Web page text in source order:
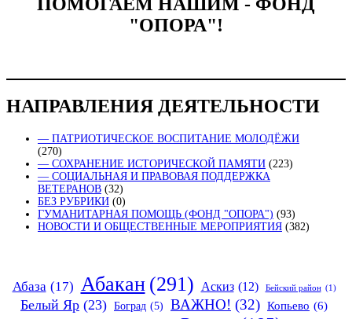
"ОПОРА"!
НАПРАВЛЕНИЯ ДЕЯТЕЛЬНОСТИ
— ПАТРИОТИЧЕСКОЕ ВОСПИТАНИЕ МОЛОДЁЖИ
(270)
— СОХРАНЕНИЕ ИСТОРИЧЕСКОЙ ПАМЯТИ (223)
— СОЦИАЛЬНАЯ И ПРАВОВАЯ ПОДДЕРЖКА
ВЕТЕРАНОВ (32)
БЕЗ РУБРИКИ (0)
ГУМАНИТАРНАЯ ПОМОЩЬ (ФОНД "ОПОРА") (93)
НОВОСТИ И ОБЩЕСТВЕННЫЕ МЕРОПРИЯТИЯ (382)
Абаза (17) Абакан (291) Аскиз (12) Бейский район (1)
Белый Яр (23) Боград (5) ВАЖНО! (32) Копьево (6)